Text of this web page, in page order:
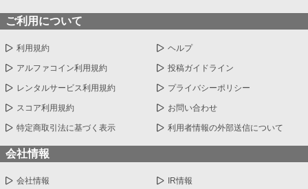
ご利用について
利用規約 ヘルプ
アルファコイン利用規約 投稿ガイドライン
レンタルサービス利用規約 プライバシーポリシー
スコア利用規約 お問い合わせ
特定商取引法に基づく表示 利用者情報の外部送信について
会社情報
会社情報 IR情報